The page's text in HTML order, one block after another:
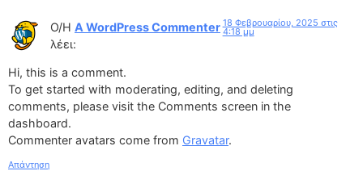
Ο/Η A WordPress Commenter
λέει:
18 Φεβρουαρίου, 2025 στις
4:18 μμ
Hi, this is a comment.
To get started with moderating, editing, and deleting
comments, please visit the Comments screen in the
dashboard.
Commenter avatars come from Gravatar.
Απάντηση